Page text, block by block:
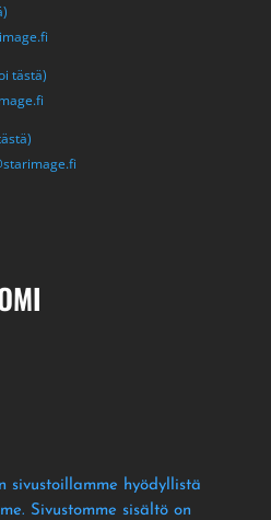
tästä)
sivustoillamme hyödyllistä
. Sivustomme sisältö on